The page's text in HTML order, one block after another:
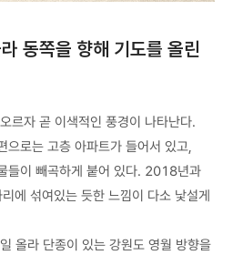
동쪽을 향해 기도를 올린
르자 곧 이색적인 풍경이 나타난다.
으로는 고층 아파트가 들어서 있고,
들이 빼곡하게 붙어 있다. 2018년과
에 섞여있는 듯한 느낌이 다소 낯설게
올라 단종이 있는 강원도 영월 방향을